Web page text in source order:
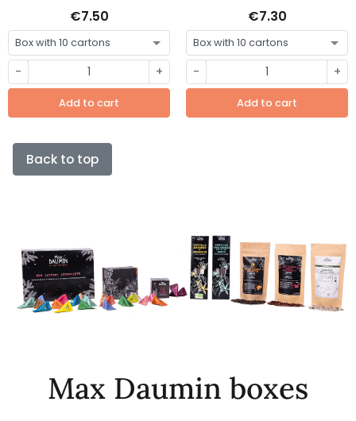
€7.50
- +
Add to cart
€7.30
- +
Add to cart
Back to top
Max Daumin boxes